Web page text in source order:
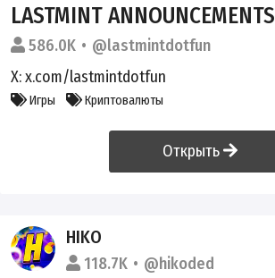
LASTMINT ANNOUNCEMENTS
586.0K
@lastmintdotfun
X: x.com/lastmintdotfun
Игры Криптовалюты
Открыть
HIKO
118.7K @hikoded